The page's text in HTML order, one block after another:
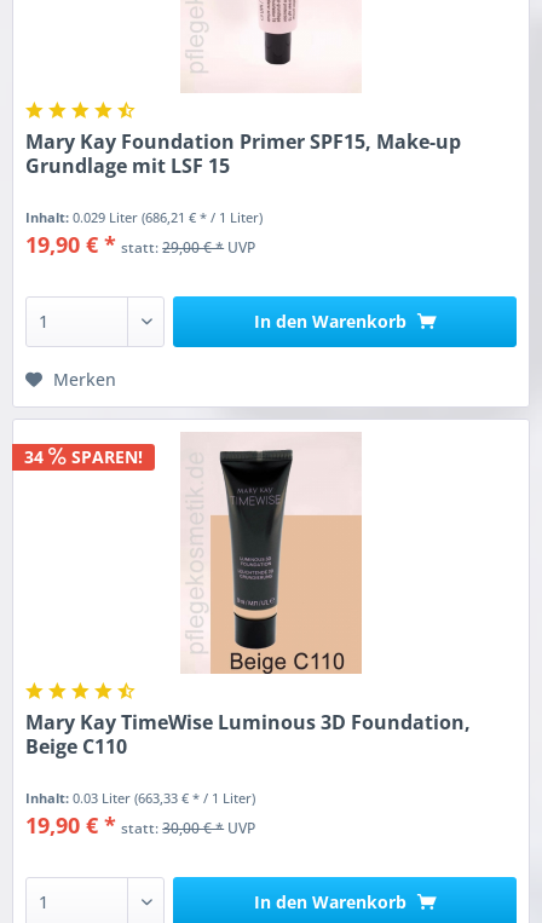
Mary Kay Foundation Primer SPF15, Make-up
Grundlage mit LSF 15
Inhalt:0.029 Liter(686,21 € * / 1 Liter)
19,90 € * statt:29,00 € *UVP
In den Warenkorb
Merken
34 SPAREN!
Mary Kay TimeWise Luminous 3D Foundation,
Beige C110
Inhalt:0.03 Liter(663,33 € * / 1 Liter)
19,90 € * statt:30,00 € *UVP
In den Warenkorb